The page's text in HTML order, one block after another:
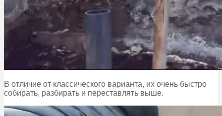
В отличие от классического варианта, их очень быстро
собирать, разбирать и переставлять выше.